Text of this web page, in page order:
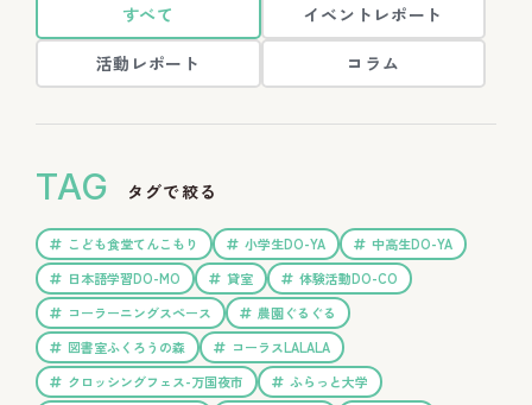
すべて イベントレポート
活動レポート コラム
TAG タグで絞る
こども食堂てんこもり 小学生DO-YA
中高生DO-YA
日本語学習DO-MO
貸室
体験活動DO-CO
コーラーニングスペース
農園ぐるぐる
図書室ふくろうの森
コーラスLALALA
クロッシングフェス-万国夜市
ふらっと大学